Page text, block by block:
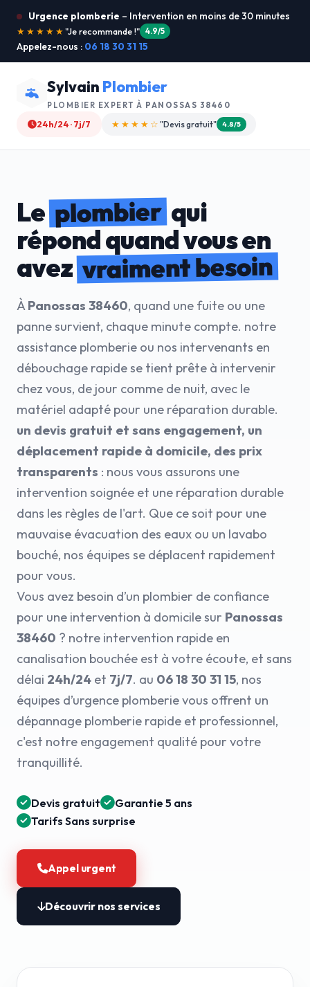
Urgence plomberie – Intervention en moins de 30 minutes
★★★★★"Service ultra rapide !" 5.0/5
Appelez-nous : 06 18 30 31 15
Sylvain Plombier
PLOMBIER EXPERT À PANOSSAS 38460
24h/24 · 7j/7 ★★★★☆ "Devis gratuit" 4.8/5
Leplombierqui
répond quand vous en
avezvraiment besoin
ÀPanossas 38460, quand une fuite ou une
panne survient, chaque minute compte. notre
assistance plomberie ou nos intervenants en
débouchage rapide se tient prête à intervenir
chez vous, de jour comme de nuit, avec le
matériel adapté pour une réparation durable.
un devis gratuit et sans engagement, un
déplacement rapide à domicile, des prix
transparents : nous vous assurons une
intervention soignée et une réparation durable
dans les règles de l'art. Que ce soit pour une
mauvaise évacuation des eaux ou un lavabo
bouché, nos équipes se déplacent rapidement
pour vous.
Vous avez besoin d’un plombier de confiance
pour une intervention à domicile sur Panossas
38460 ? notre intervention rapide en
canalisation bouchée est à votre écoute, et sans
délai 24h/24 et 7j/7. au 06 18 30 31 15, nos
équipes d’urgence plomberie vous offrent un
dépannage plomberie rapide et professionnel,
c'est notre engagement qualité pour votre
tranquillité.
Devis gratuit
Garantie 5 ans
Tarifs Sans surprise
Appel urgent
Découvrir nos services